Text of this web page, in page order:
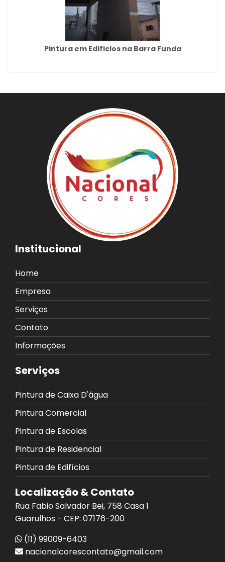
Pintura em Edificios na Barra Funda
Institucional
Home
Empresa
Serviços
Contato
Informações
Serviços
Pintura de Caixa D'água
Pintura Comercial
Pintura de Escolas
Pintura de Residencial
Pintura de Edifícios
Localização & Contato
Rua Fabio Salvador Bei, 758 Casa 1
Guarulhos - CEP: 07176-200
(11) 99009-6403
nacionalcorescontato@gmail.com